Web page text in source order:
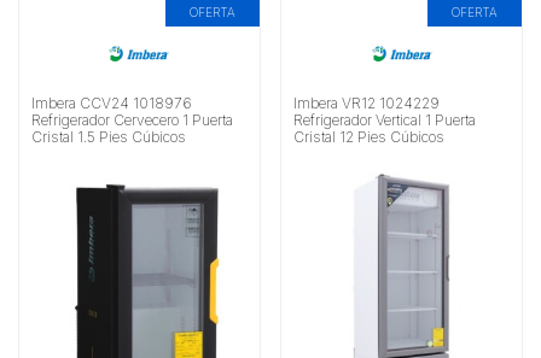
OFERTA
Imbera CCV24 1018976
Refrigerador Cervecero 1 Puerta
Cristal 1.5 Pies Cúbicos
OFERTA
Imbera VR12 1024229
Refrigerador Vertical 1 Puerta
Cristal 12 Pies Cúbicos